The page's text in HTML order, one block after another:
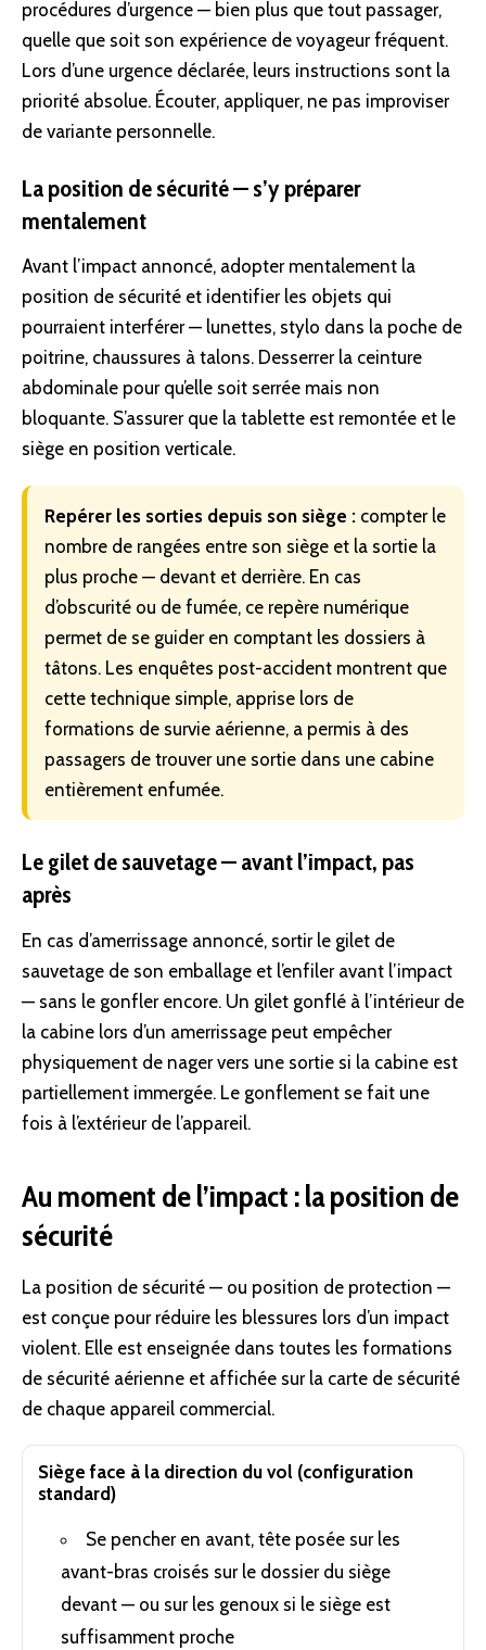
procédures d’urgence — bien plus que tout passager,
quelle que soit son expérience de voyageur fréquent.
Lors d’une urgence déclarée, leurs instructions sont la
priorité absolue. Écouter, appliquer, ne pas improviser
de variante personnelle.
La position de sécurité — s’y préparer
mentalement
Avant l’impact annoncé, adopter mentalement la
position de sécurité et identifier les objets qui
pourraient interférer — lunettes, stylo dans la poche de
poitrine, chaussures à talons. Desserrer la ceinture
abdominale pour qu’elle soit serrée mais non
bloquante. S’assurer que la tablette est remontée et le
siège en position verticale.
Repérer les sorties depuis son siège : compter le
nombre de rangées entre son siège et la sortie la
plus proche — devant et derrière. En cas
d’obscurité ou de fumée, ce repère numérique
permet de se guider en comptant les dossiers à
tâtons. Les enquêtes post-accident montrent que
cette technique simple, apprise lors de
formations de survie aérienne, a permis à des
passagers de trouver une sortie dans une cabine
entièrement enfumée.
Le gilet de sauvetage — avant l’impact, pas
après
En cas d’amerrissage annoncé, sortir le gilet de
sauvetage de son emballage et l’enfiler avant l’impact
— sans le gonfler encore. Un gilet gonflé à l’intérieur de
la cabine lors d’un amerrissage peut empêcher
physiquement de nager vers une sortie si la cabine est
partiellement immergée. Le gonflement se fait une
fois à l’extérieur de l’appareil.
Au moment de l’impact : la position de
sécurité
La position de sécurité — ou position de protection —
est conçue pour réduire les blessures lors d’un impact
violent. Elle est enseignée dans toutes les formations
de sécurité aérienne et affichée sur la carte de sécurité
de chaque appareil commercial.
Siège face à la direction du vol (configuration
standard)
Se pencher en avant, tête posée sur les
avant-bras croisés sur le dossier du siège
devant — ou sur les genoux si le siège est
suffisamment proche